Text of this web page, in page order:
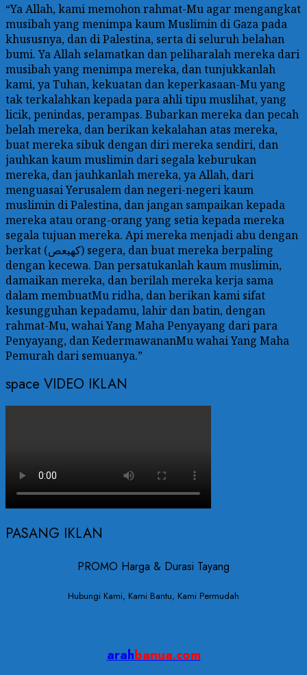
“Ya Allah, kami memohon rahmat-Mu agar mengangkat
musibah yang menimpa kaum Muslimin di Gaza pada
khususnya, dan di Palestina, serta di seluruh belahan
bumi. Ya Allah selamatkan dan peliharalah mereka dari
musibah yang menimpa mereka, dan tunjukkanlah
kami, ya Tuhan, kekuatan dan keperkasaan-Mu yang
tak terkalahkan kepada para ahli tipu muslihat, yang
licik, penindas, perampas. Bubarkan mereka dan pecah
belah mereka, dan berikan kekalahan atas mereka,
buat mereka sibuk dengan diri mereka sendiri, dan
jauhkan kaum muslimin dari segala keburukan
mereka, dan jauhkanlah mereka, ya Allah, dari
menguasai Yerusalem dan negeri-negeri kaum
muslimin di Palestina, dan jangan sampaikan kepada
mereka atau orang-orang yang setia kepada mereka
segala tujuan mereka. Api mereka menjadi abu dengan
berkat (كهيعص) segera, dan buat mereka berpaling
dengan kecewa. Dan persatukanlah kaum muslimin,
damaikan mereka, dan berilah mereka kerja sama
dalam membuatMu ridha, dan berikan kami sifat
kesungguhan kepadamu, lahir dan batin, dengan
rahmat-Mu, wahai Yang Maha Penyayang dari para
Penyayang, dan KedermawananMu wahai Yang Maha
Pemurah dari semuanya.”
space VIDEO IKLAN
PASANG IKLAN
PROMO Harga & Durasi Tayang
Hubungi Kami, Kami Bantu, Kami Permudah
arahbanua.com